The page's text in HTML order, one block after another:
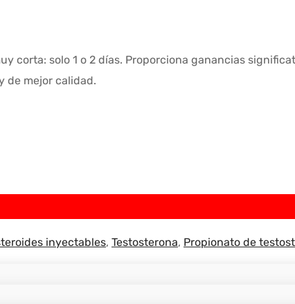
corta: solo 1 o 2 días. Proporciona ganancias
de mejor calidad.
inyectables, Testosterona, Propionato de